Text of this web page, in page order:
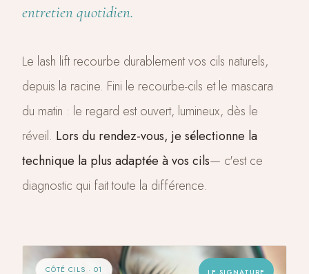
entretien quotidien.
Le lash lift recourbe durablement vos cils naturels,
depuis la racine. Fini le recourbe-cils et le mascara
du matin : le regard est ouvert, lumineux, dès le
réveil. Lors du rendez-vous, je sélectionne la
technique la plus adaptée à vos cils— c'est ce
diagnostic qui fait toute la différence.
CÔTÉ CILS · 01